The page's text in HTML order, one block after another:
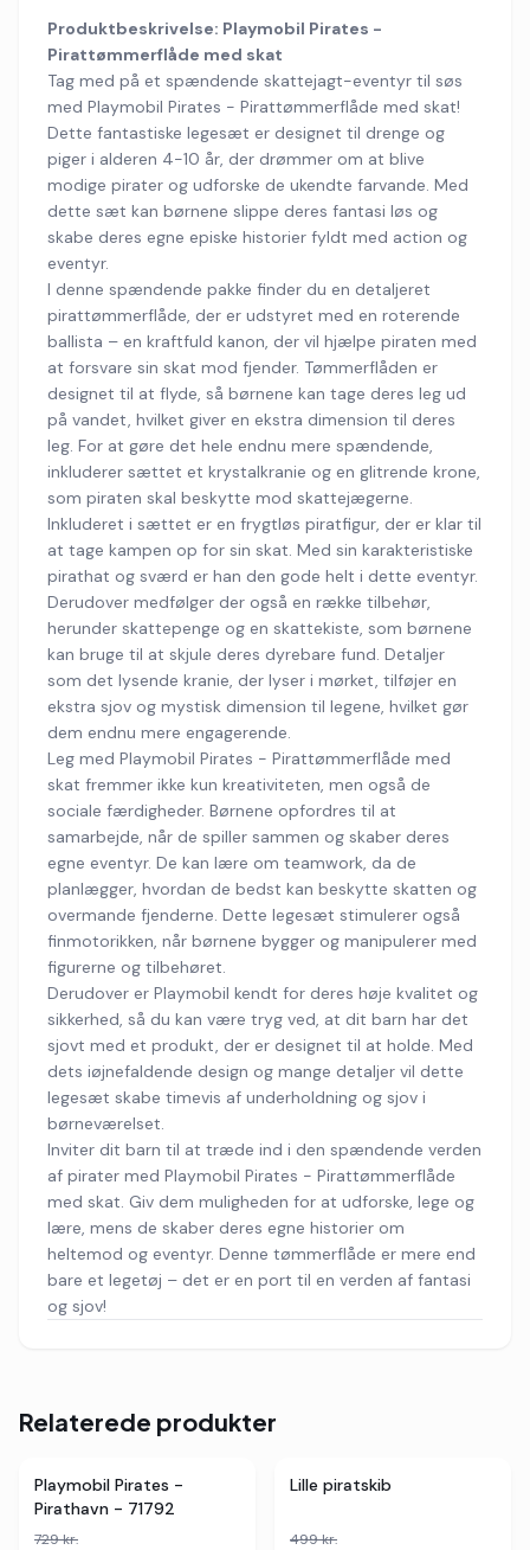
Produktbeskrivelse: Playmobil Pirates -
Pirattømmerflåde med skat
Tag med på et spændende skattejagt-eventyr til søs
med Playmobil Pirates - Pirattømmerflåde med skat!
Dette fantastiske legesæt er designet til drenge og
piger i alderen 4-10 år, der drømmer om at blive
modige pirater og udforske de ukendte farvande. Med
dette sæt kan børnene slippe deres fantasi løs og
skabe deres egne episke historier fyldt med action og
eventyr.
I denne spændende pakke finder du en detaljeret
pirattømmerflåde, der er udstyret med en roterende
ballista – en kraftfuld kanon, der vil hjælpe piraten med
at forsvare sin skat mod fjender. Tømmerflåden er
designet til at flyde, så børnene kan tage deres leg ud
på vandet, hvilket giver en ekstra dimension til deres
leg. For at gøre det hele endnu mere spændende,
inkluderer sættet et krystalkranie og en glitrende krone,
som piraten skal beskytte mod skattejægerne.
Inkluderet i sættet er en frygtløs piratfigur, der er klar til
at tage kampen op for sin skat. Med sin karakteristiske
pirathat og sværd er han den gode helt i dette eventyr.
Derudover medfølger der også en række tilbehør,
herunder skattepenge og en skattekiste, som børnene
kan bruge til at skjule deres dyrebare fund. Detaljer
som det lysende kranie, der lyser i mørket, tilføjer en
ekstra sjov og mystisk dimension til legene, hvilket gør
dem endnu mere engagerende.
Leg med Playmobil Pirates - Pirattømmerflåde med
skat fremmer ikke kun kreativiteten, men også de
sociale færdigheder. Børnene opfordres til at
samarbejde, når de spiller sammen og skaber deres
egne eventyr. De kan lære om teamwork, da de
planlægger, hvordan de bedst kan beskytte skatten og
overmande fjenderne. Dette legesæt stimulerer også
finmotorikken, når børnene bygger og manipulerer med
figurerne og tilbehøret.
Derudover er Playmobil kendt for deres høje kvalitet og
sikkerhed, så du kan være tryg ved, at dit barn har det
sjovt med et produkt, der er designet til at holde. Med
dets iøjnefaldende design og mange detaljer vil dette
legesæt skabe timevis af underholdning og sjov i
børneværelset.
Inviter dit barn til at træde ind i den spændende verden
af pirater med Playmobil Pirates - Pirattømmerflåde
med skat. Giv dem muligheden for at udforske, lege og
lære, mens de skaber deres egne historier om
heltemod og eventyr. Denne tømmerflåde er mere end
bare et legetøj – det er en port til en verden af fantasi
og sjov!
Relaterede produkter
2butikker
Playmobil Pirates -
Pirathavn - 71792
729kr.
4 butikker
Lille piratskib
499kr.